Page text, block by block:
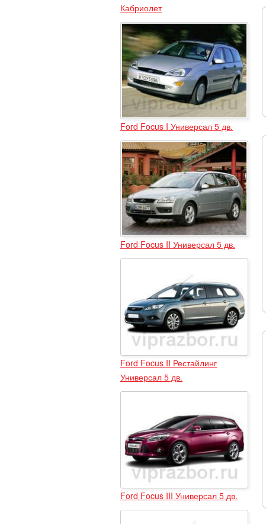
Кабриолет
Ford Focus I Универсал 5 дв.
Ford Focus II Универсал 5 дв.
Ford Focus II Рестайлинг
Универсал 5 дв.
Ford Focus III Универсал 5 дв.